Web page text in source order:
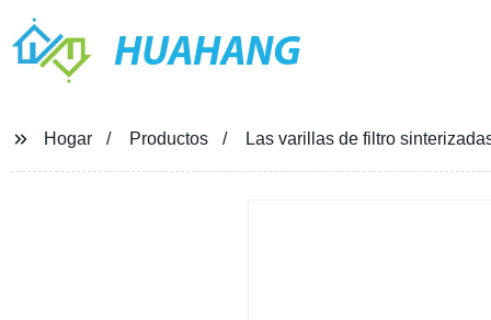
HUAHANG
Hogar Productos Las varillas de filtro